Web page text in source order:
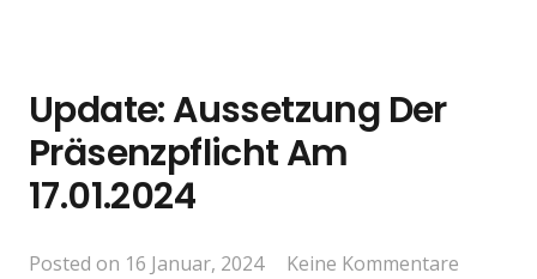
Update: Aussetzung Der
Präsenzpflicht Am
17.01.2024
Posted on 16 Januar, 2024 Keine Kommentare